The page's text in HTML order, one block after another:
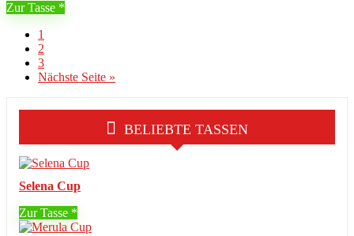
Zur Tasse
1
2
3
Nächste Seite »
BELIEBTE TASSEN
Selena Cup
Zur Tasse